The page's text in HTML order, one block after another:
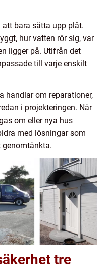
att bara sätta upp plåt.
hur vatten rör sig, var
ligger på. Utifrån det
till varje enskilt
handlar om reparationer,
i projekteringen. När
om eller nya hus
med lösningar som
genomtänkta.
tre